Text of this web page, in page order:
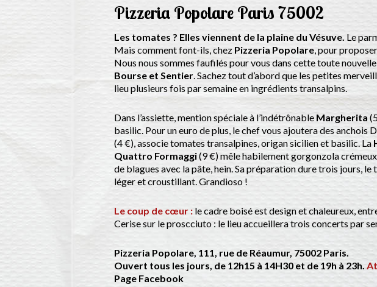
Pizzeria Popolare Paris 75002
Les tomates ? Elles viennent de la plaine du Vésuve. Le
Mais comment font-ils, chez Pizzeria Popolare , pour
Nous nous sommes faufilés pour vous dans cette toute
Bourse et Sentier . Sachez tout d’abord que les petites
lieu plusieurs fois par semaine en ingrédients transalpins.
Dans l’assiette, mention spéciale à l’indétrônable Margherita
basilic. Pour un euro de plus, le chef vous ajoutera des
(4 €), associe tomates transalpines, origan sicilien et basilic. La
Quattro Formaggi(9 €) mêle habilement gorgonzola
de blagues avec la pâte, hein. Sa préparation dure trois jours,
léger et croustillant. Grandioso !
Le coup de cœur : le cadre boisé est design et chaleureux,
Cerise sur le proscciuto : le lieu accueillera trois concerts par
Pizzeria Popolare, 111, rue de Réaumur, 75002 Paris.
Ouvert tous les jours, de 12h15 à 14H30 et de 19h à 23h.
Page Facebook